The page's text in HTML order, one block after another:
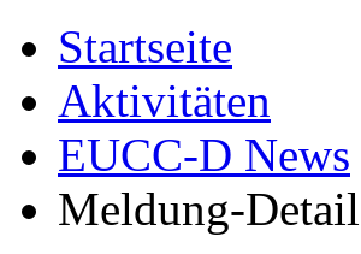
Startseite
Aktivitäten
EUCC-D News
Meldung-Detail